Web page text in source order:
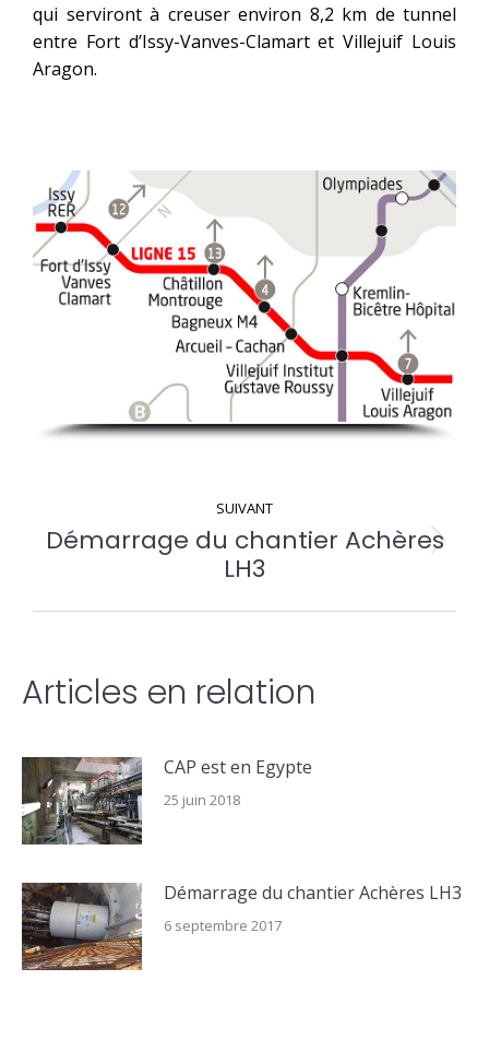
qui serviront à creuser environ 8,2 km de tunnel
entre Fort d’Issy-Vanves-Clamart et Villejuif Louis
Aragon.
Navigation
article
SUIVANT
Article
suivant
:
Démarrage du chantier Achères
LH3
Articles en relation
CAP est en Egypte
25 juin 2018
Démarrage du chantier Achères LH3
6 septembre 2017